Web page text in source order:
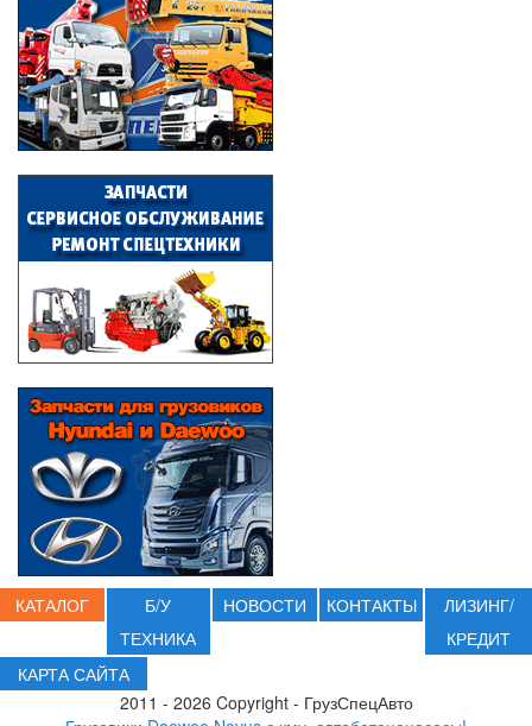
КАТАЛОГ
Б/У
ТЕХНИКА
НОВОСТИ КОНТАКТЫ
ЛИЗИНГ/
КРЕДИТ
КАРТА САЙТА
2011 - 2026 Copyright - ГрузСпецАвто